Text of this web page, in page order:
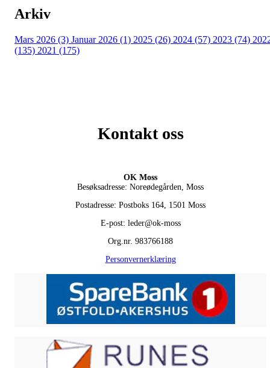
Arkiv
Mars 2026 (3) Januar 2026 (1) 2025 (26) 2024 (57) 2023 (74)
(135) 2021 (175)
Kontakt oss
OK Moss
Besøksadresse: Noreødegården, Moss
Postadresse: Postboks 164, 1501 Moss
E-post: leder@ok-moss
Org.nr. 983766188
Personvernerklæring